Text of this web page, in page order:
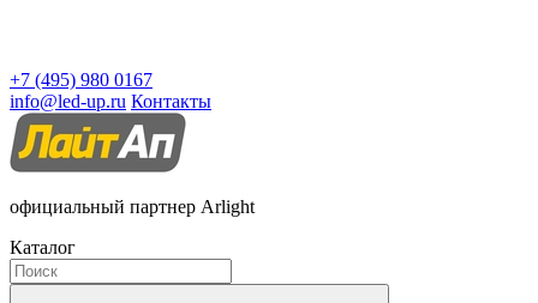
+7 (495) 980 0167
info@led-up.ru Контакты
официальный партнер Arlight
Каталог